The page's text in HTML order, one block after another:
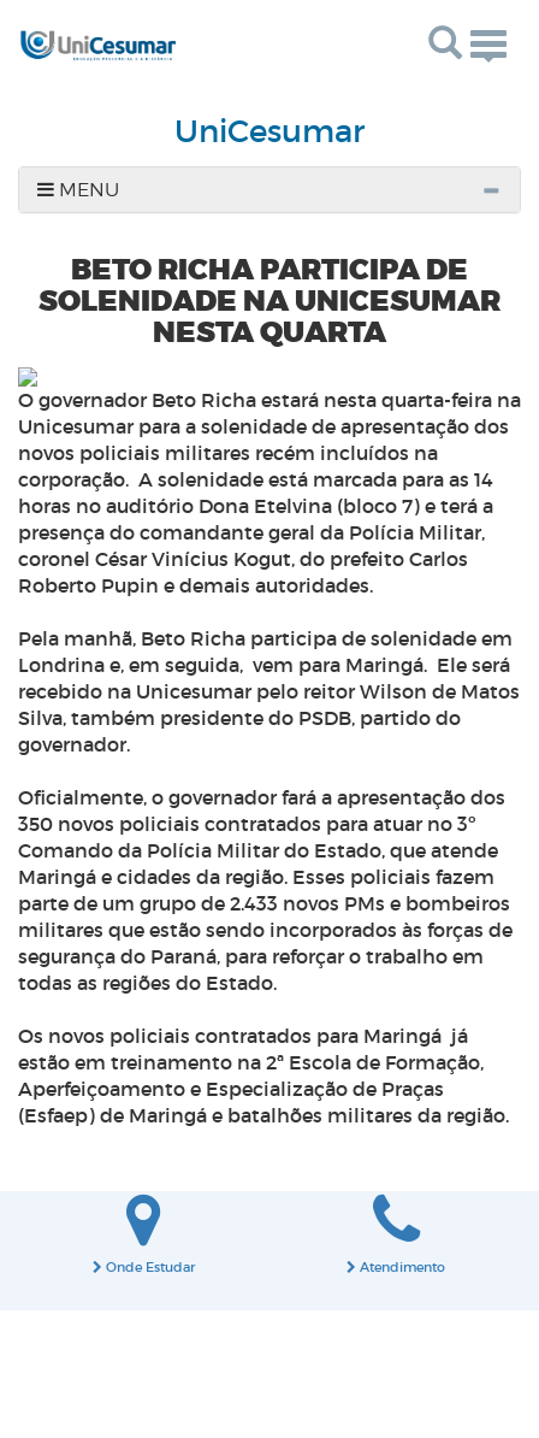
UniCesumar
MENU
BETO RICHA PARTICIPA DE
SOLENIDADE NA UNICESUMAR
NESTA QUARTA
O governador Beto Richa estará nesta quarta-feira na
Unicesumar para a solenidade de apresentação dos
novos policiais militares recém incluídos na
corporação. A solenidade está marcada para as 14
horas no auditório Dona Etelvina (bloco 7) e terá a
presença do comandante geral da Polícia Militar,
coronel César Vinícius Kogut, do prefeito Carlos
Roberto Pupin e demais autoridades.
Pela manhã, Beto Richa participa de solenidade em
Londrina e, em seguida, vem para Maringá. Ele será
recebido na Unicesumar pelo reitor Wilson de Matos
Silva, também presidente do PSDB, partido do
governador.
Oficialmente, o governador fará a apresentação dos
350 novos policiais contratados para atuar no 3º
Comando da Polícia Militar do Estado, que atende
Maringá e cidades da região. Esses policiais fazem
parte de um grupo de 2.433 novos PMs e bombeiros
militares que estão sendo incorporados às forças de
segurança do Paraná, para reforçar o trabalho em
todas as regiões do Estado.
Os novos policiais contratados para Maringá já
estão em treinamento na 2ª Escola de Formação,
Aperfeiçoamento e Especialização de Praças
(Esfaep) de Maringá e batalhões militares da região.
Onde Estudar Atendimento